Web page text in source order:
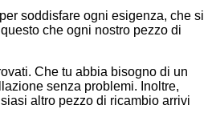
soddisfare ogni esigenza, che si
che ogni nostro pezzo di
Che tu abbia bisogno di un
senza problemi. Inoltre,
altro pezzo di ricambio arrivi